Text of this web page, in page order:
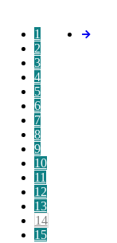
1
2
3
4
5
6
7
8
9
10
11
12
13
14
15